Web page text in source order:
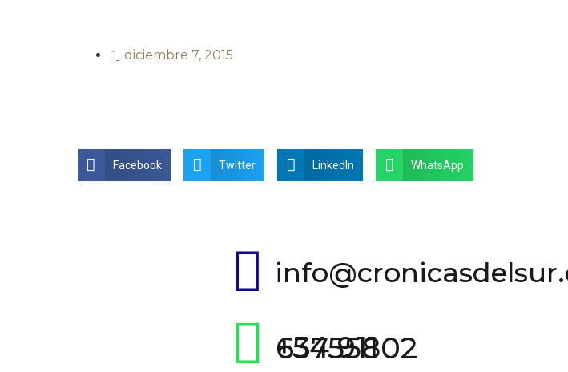
diciembre 7, 2015
Facebook Twitter LinkedIn WhatsApp
+54 911 63755802